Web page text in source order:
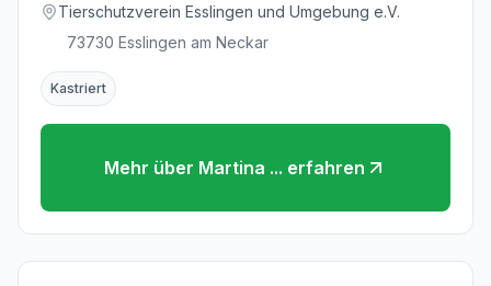
Tierschutzverein Esslingen und Umgebung e.V.
73730 Esslingen am Neckar
Kastriert
Mehr über Martina ... erfahren